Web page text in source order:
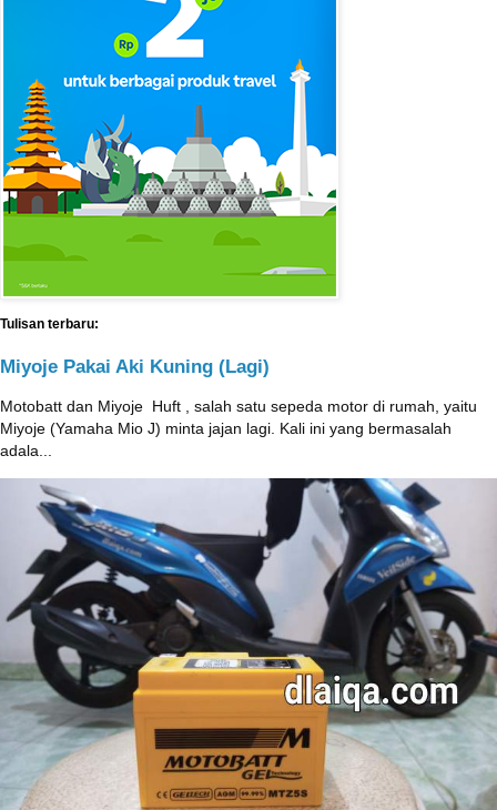
Tulisan terbaru:
Miyoje Pakai Aki Kuning (Lagi)
Motobatt dan Miyoje ‎ Huft , salah satu sepeda motor di rumah, yaitu
Miyoje (Yamaha Mio J) minta jajan lagi. Kali ini yang bermasalah
adala...